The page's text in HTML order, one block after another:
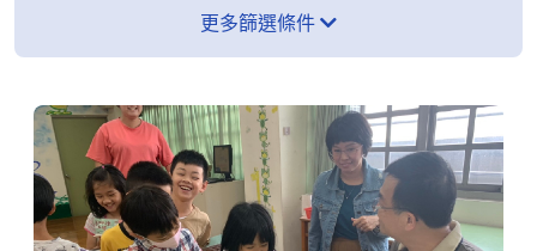
更多篩選條件